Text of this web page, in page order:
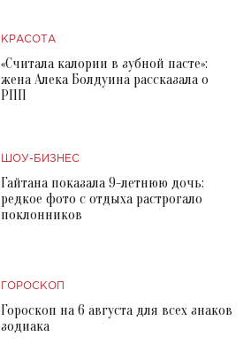
КРАСОТА
«Считала калории в зубной пасте»:
жена Алека Болдуина рассказала о
РПП
ШОУ-БИЗНЕС
Гайтана показала 9-летнюю дочь:
редкое фото с отдыха растрогало
поклонников
ГОРОСКОП
Гороскоп на 6 августа для всех знаков
зодиака